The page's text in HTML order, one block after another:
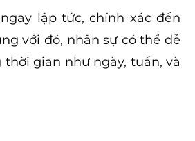
lập tức, chính xác đến
với đó, nhân sự có thể dễ
gian như ngày, tuần, và